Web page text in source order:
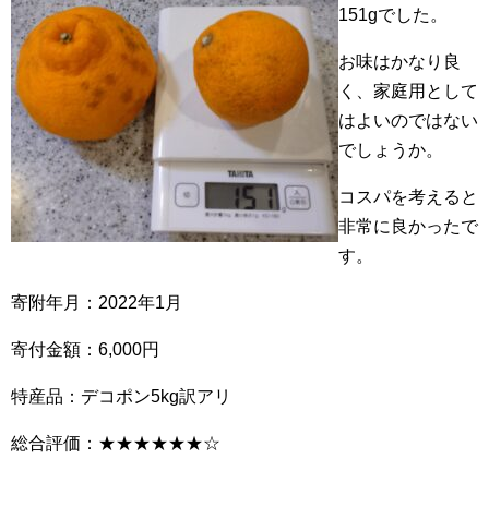
151gでした。
お味はかなり良
く、家庭用として
はよいのではない
でしょうか。
コスパを考えると
非常に良かったで
す。
寄附年月：2022年1月
寄付金額：6,000円
特産品：デコポン5kg訳アリ
総合評価：★★★★★★☆